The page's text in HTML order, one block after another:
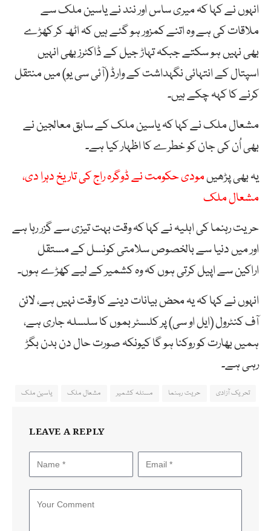
انہوں نے کہا کہ میری ساس اور نند نے یاسین ملک سے
ملاقات کی ہے وہ اتنے کمزور ہو گئے ہیں کہ اٹھ کر کھڑے
بھی نہیں ہو سکتے جبکہ تہاڑ جیل کے ڈاکٹرز بھی انہیں
اسپتال کے انتہائی نگہداشت کے وارڈ (آئی سی یو) میں منتقل
کرنے کا کہہ چکے ہیں۔
مشعال ملک نے کہا کہ یاسین ملک کے سابق معالجین نے
بھی اُن کی جان کو خطرے کا اظہار کیا ہے۔
یہ بھی پڑھیںمودی حکومت نے ڈوگرہ راج کی تاریخ دہرا دی،
مشعال ملک
حریت رہنما کی اہلیہ نے کہا کہ وقت بہت تیزی سے گزر رہا ہے
اور میں دنیا سے بالخصوص سلامتی کونسل کے مستقل
اراکین سے اپیل کرتی ہوں کہ وہ کشمیر کے لیے کھڑے ہوں۔
انہوں نے کہا کہ یہ محض بیانات دینے کا وقت نہیں ہے، لائن
آف کنٹرول (ایل او سی) پر کلسٹر بموں کا سلسلہ جاری ہے،
ہمیں بھارت کو روکنا ہو گا کیونکہ صورت حال دن بدن بگڑ
رہی ہے۔
تحریک آزادی حریت رہنما مسئلہ کشمیر مشعال ملک یاسین ملک
LEAVE A REPLY